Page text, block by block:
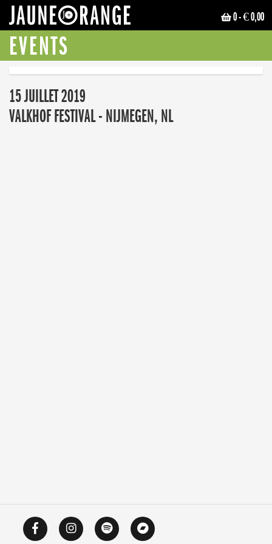
0- € 0,00
EVENTS
15 JUILLET 2019
VALKHOF FESTIVAL - NIJMEGEN, NL